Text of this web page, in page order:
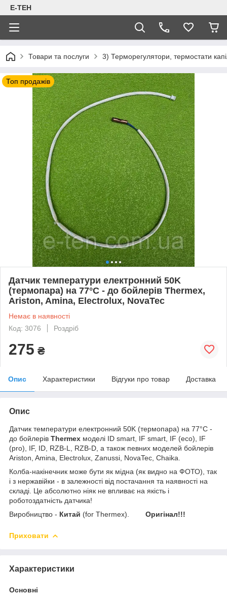
Е-ТЕН
Товари та послуги 3) Терморегулятори, термостати
Топ продажів
Датчик температури електронний 50K
(термопара) на 77°С - до бойлерів Thermex,
Ariston, Amina, Electrolux, NovaTec
Немає в наявності
Код: 3076
Роздріб
275 ₴
Опис Характеристики Відгуки про товар Доставка
Опис
Датчик температури електронний 50K (термопара) на 77°С -
до бойлерів Thermex моделі ID smart, IF smart, IF (eco), IF
(pro), IF, ID, RZB-L, RZB-D, а також певних моделей бойлерів
Ariston, Amina, Electrolux, Zanussi, NovaTec, Chaika.
Колба-накінечник може бути як мідна (як видно на ФОТО), так
і з нержавійки - в залежності від постачання та наявності на
складі. Це абсолютно ніяк не впливає на якість і
роботоздатність датчика!
Виробництво - Китай (for Thermex). Оригінал!!!
Приховати
Характеристики
Основні